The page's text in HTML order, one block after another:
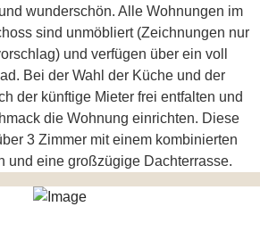
wunderschön. Alle Wohnungen im
sind unmöbliert (Zeichnungen nur
und verfügen über ein voll
Bei der Wahl der Küche und der
der künftige Mieter frei entfalten und
die Wohnung einrichten. Diese
3 Zimmer mit einem kombinierten
und eine großzügige Dachterrasse.